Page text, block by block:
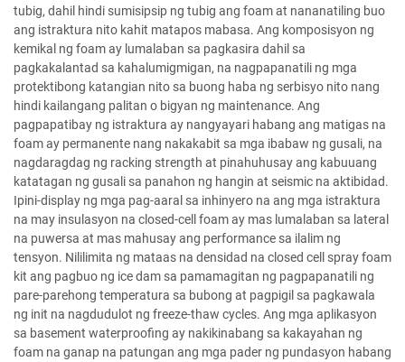
tubig, dahil hindi sumisipsip ng tubig ang foam at nananatiling buo
ang istraktura nito kahit matapos mabasa. Ang komposisyon ng
kemikal ng foam ay lumalaban sa pagkasira dahil sa
pagkakalantad sa kahalumigmigan, na nagpapanatili ng mga
protektibong katangian nito sa buong haba ng serbisyo nito nang
hindi kailangang palitan o bigyan ng maintenance. Ang
pagpapatibay ng istraktura ay nangyayari habang ang matigas na
foam ay permanente nang nakakabit sa mga ibabaw ng gusali, na
nagdaragdag ng racking strength at pinahuhusay ang kabuuang
katatagan ng gusali sa panahon ng hangin at seismic na aktibidad.
Ipini-display ng mga pag-aaral sa inhinyero na ang mga istraktura
na may insulasyon na closed-cell foam ay mas lumalaban sa lateral
na puwersa at mas mahusay ang performance sa ilalim ng
tensyon. Nililimita ng mataas na densidad na closed cell spray foam
kit ang pagbuo ng ice dam sa pamamagitan ng pagpapanatili ng
pare-parehong temperatura sa bubong at pagpigil sa pagkawala
ng init na nagdudulot ng freeze-thaw cycles. Ang mga aplikasyon
sa basement waterproofing ay nakikinabang sa kakayahan ng
foam na ganap na patungan ang mga pader ng pundasyon habang